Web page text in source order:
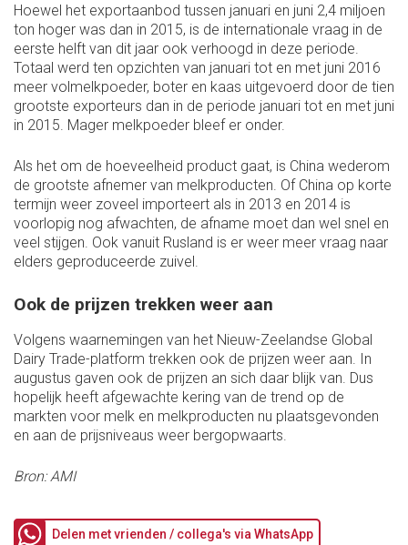
Hoewel het exportaanbod tussen januari en juni 2,4 miljoen
ton hoger was dan in 2015, is de internationale vraag in de
eerste helft van dit jaar ook verhoogd in deze periode.
Totaal werd ten opzichten van januari tot en met juni 2016
meer volmelkpoeder, boter en kaas uitgevoerd door de tien
grootste exporteurs dan in de periode januari tot en met juni
in 2015. Mager melkpoeder bleef er onder.
Als het om de hoeveelheid product gaat, is China wederom
de grootste afnemer van melkproducten. Of China op korte
termijn weer zoveel importeert als in 2013 en 2014 is
voorlopig nog afwachten, de afname moet dan wel snel en
veel stijgen. Ook vanuit Rusland is er weer meer vraag naar
elders geproduceerde zuivel.
Ook de prijzen trekken weer aan
Volgens waarnemingen van het Nieuw-Zeelandse Global
Dairy Trade-platform trekken ook de prijzen weer aan. In
augustus gaven ook de prijzen an sich daar blijk van. Dus
hopelijk heeft afgewachte kering van de trend op de
markten voor melk en melkproducten nu plaatsgevonden
en aan de prijsniveaus weer bergopwaarts.
Bron: AMI
Delen met vrienden / collega's via WhatsApp